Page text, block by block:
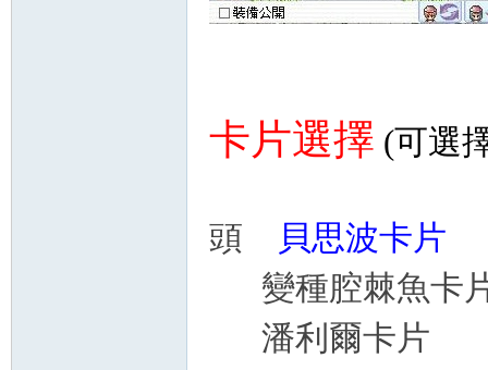
卡片選擇 (可選
頭
貝思波卡片
變種腔棘魚卡
潘利爾卡片